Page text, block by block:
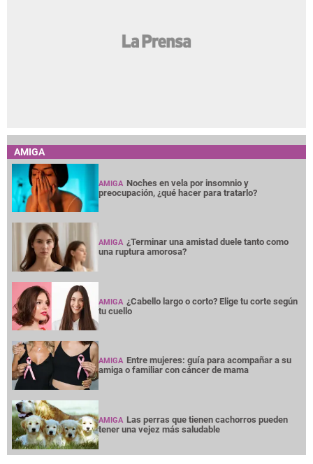
AMIGA
AMIGA Noches en vela por insomnio y
preocupación, ¿qué hacer para tratarlo?
AMIGA ¿Terminar una amistad duele tanto como
una ruptura amorosa?
AMIGA ¿Cabello largo o corto? Elige tu corte según
tu cuello
AMIGA Entre mujeres: guía para acompañar a su
amiga o familiar con cáncer de mama
AMIGA Las perras que tienen cachorros pueden
tener una vejez más saludable